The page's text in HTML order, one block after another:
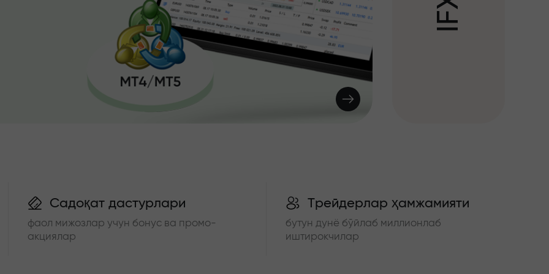
I
F
Садоқат дастурлари
фаол мижозлар учун бонус ва промо-
акциялар
Трейдерлар ҳамжамияти
бутун дунё бўйлаб миллионлаб
иштирокчилар